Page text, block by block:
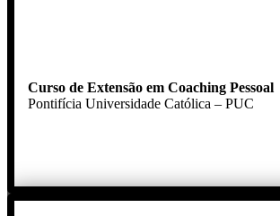
Curso de Extensão em Coaching Pessoal
Pontifícia Universidade Católica – PUC